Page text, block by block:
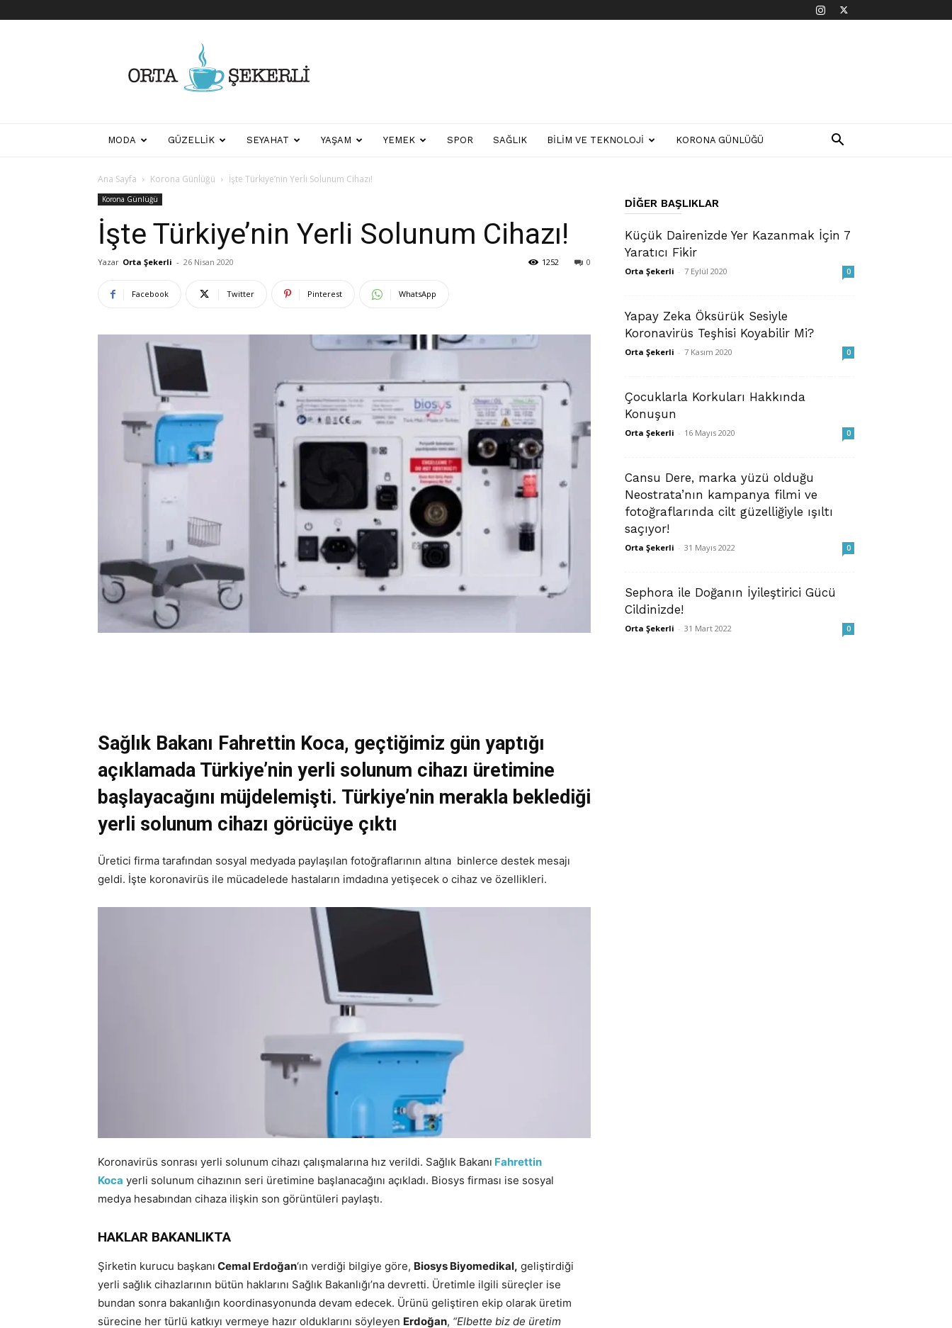
Biraz
Biraz
MODA GÜZELLIK SEYAHAT YAŞAM YEMEK SPOR SAĞLIK BILIM VE TEKNOLOJI KORONA GÜNLÜĞÜ
Ana Sayfa Korona Günlüğü İşte Türkiye’nin Yerli Solunum Cihazı!
Korona Günlüğü
İşte Türkiye’nin Yerli Solunum Cihazı!
Yazar Orta Şekerli - 26 Nisan 2020 0
1252
Facebook Twitter Pinterest WhatsApp
Sağlık Bakanı Fahrettin Koca, geçtiğimiz gün yaptığı
açıklamada Türkiye’nin yerli solunum cihazı üretimine
başlayacağını müjdelemişti. Türkiye’nin merakla beklediği
yerli solunum cihazı görücüye çıktı
Üretici firma tarafından sosyal medyada paylaşılan fotoğraflarının altına binlerce destek mesajı
geldi. İşte koronavirüs ile mücadelede hastaların imdadına yetişecek o cihaz ve özellikleri.
Koronavirüs sonrası yerli solunum cihazı çalışmalarına hız verildi. Sağlık Bakanı Fahrettin
Koca yerli solunum cihazının seri üretimine başlanacağını açıkladı. Biosys firması ise sosyal
medya hesabından cihaza ilişkin son görüntüleri paylaştı.
HAKLAR BAKANLIKTA
Şirketin kurucu başkanı Cemal Erdoğan‘ın verdiği bilgiye göre, Biosys Biyomedikal, geliştirdiği
yerli sağlık cihazlarının bütün haklarını Sağlık Bakanlığı’na devretti. Üretimle ilgili süreçler ise
bundan sonra bakanlığın koordinasyonunda devam edecek. Ürünü geliştiren ekip olarak üretim
sürecine her türlü katkıyı vermeye hazır olduklarını söyleyen Erdoğan, “Elbette biz de üretim
DIĞER BAŞLIKLAR
Küçük Dairenizde Yer Kazanmak İçin 7
Yaratıcı Fikir
Orta Şekerli - 7 Eylül 2020 0
Yapay Zeka Öksürük Sesiyle
Koronavirüs Teşhisi Koyabilir Mi?
Orta Şekerli - 7 Kasım 2020 0
Çocuklarla Korkuları Hakkında
Konuşun
Orta Şekerli - 16 Mayıs 2020 0
Cansu Dere, marka yüzü olduğu
Neostrata’nın kampanya filmi ve
fotoğraflarında cilt güzelliğiyle ışıltı
saçıyor!
Orta Şekerli - 31 Mayıs 2022 0
Sephora ile Doğanın İyileştirici Gücü
Cildinizde!
Orta Şekerli - 31 Mart 2022 0